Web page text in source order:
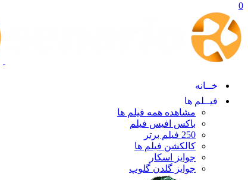
0
خــانه
فیــلم ها
مشاهده همه فیلم ها
باکس افیس فیلم
250 فیلم برتر
کالکشن فیلم ها
جوایز اسکار
جوایز گلدن گلوپ